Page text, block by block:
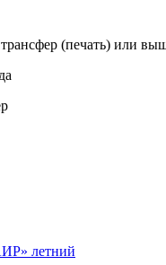
трансфер (печать) или
да